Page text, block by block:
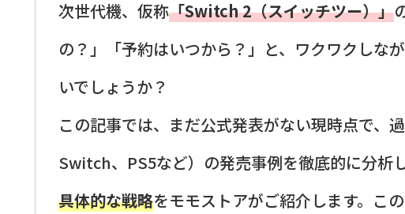
次世代機、仮称「Switch 2（スイッチツー）」
の？」「予約はいつから？」と、ワクワクしな
いでしょうか？
この記事では、まだ公式発表がない現時点で
Switch、PS5など）の発売事例を徹底的に分析し
具体的な戦略をモモストアがご紹介します。こ